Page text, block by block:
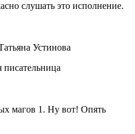
слушать это исполнение.
Устинова
писательница
магов 1. Ну вот! Опять